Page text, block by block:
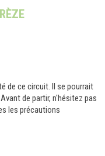
de ce circuit. Il se pourrait
de partir, n'hésitez pas
les précautions